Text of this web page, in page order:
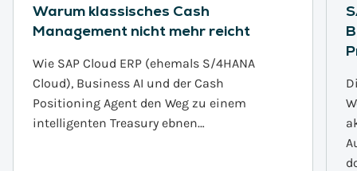
Warum klassisches Cash
Management nicht mehr reicht
Wie SAP Cloud ERP (ehemals S/4HANA
Cloud), Business AI und der Cash
Positioning Agent den Weg zu einem
intelligenten Treasury ebnen…